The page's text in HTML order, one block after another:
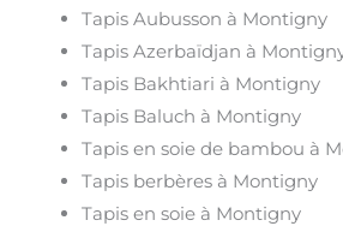
Tapis Aubusson à Montigny
Tapis Azerbaïdjan à
Tapis Bakhtiari à Montigny
Tapis Baluch à Montigny
Tapis en soie de bambou à
Tapis berbères à Montigny
Tapis en soie à Montigny